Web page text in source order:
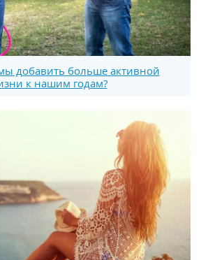
добавить больше активной
к нашим годам?